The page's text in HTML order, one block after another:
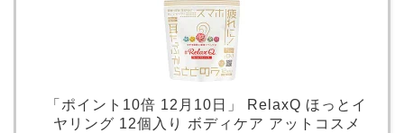
「ポイント10倍 12月10日」 RelaxQ ほっとイ
ヤリング 12個入り ボディケア アットコスメ